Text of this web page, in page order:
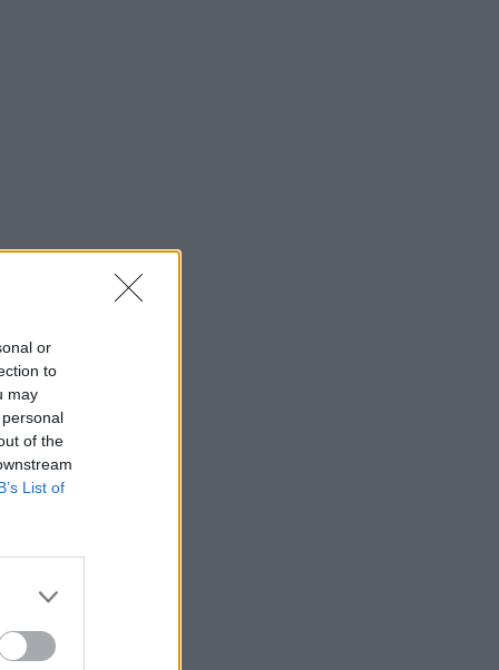
or
to
may
of the
List of